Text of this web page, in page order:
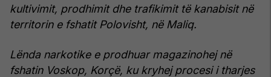
kultivimit, prodhimit dhe trafikimit të kanabisit në
territorin e fshatit Polovisht, në Maliq.
Lënda narkotike e prodhuar magazinohej në
fshatin Voskop, Korçë, ku kryhej procesi i tharjes